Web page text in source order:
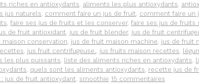
riches en antioxydants, aliments les plus antioxydants,
jus naturels, comment faire un jus de fruit, comment faire un
, faire ses jus de fruits et les conserver, faire ses jus de fruits
de fruit antioxidant, jus de fruit blender, jus de fruit
maison conservation, jus de fruit maison machine, jus de fruit
, jus fruit centrifugeuse., jus fruits maison recettes,
les plus puissants, liste des aliments riches en antioxydants,
, quels sont les aliments antioxydants, recette jus de
jus de fruit antioxydant, smoothie 15 commentaires